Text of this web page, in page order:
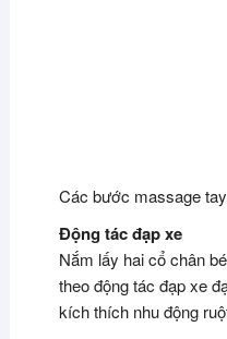
Các bước massage
Động tác đạp xe
Nắm lấy hai cổ chân
theo động tác đạp xe
kích thích nhu động